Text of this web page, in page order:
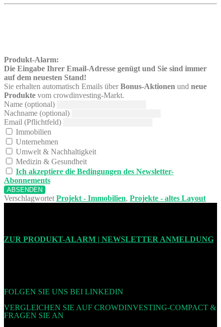
Produkt-Alarm:
Die Eingabe Ihrer Email-Adresse genügt und Sie sind immer
auf dem neuesten Stand!
Sie erhalten automatisch Emails überBonus-Aktionen und neue
Produkte vom crowdinvesting-Markt.
Name (optional)
Nachname (optional)
Email (Pflichtfeld)
Immobilien
Unternehmen
Umwelt & Nachhaltigkeit
Medizin & Gesundheit
Ich akzeptiere die Bedingungen des Newsletter-
Abonnements
Verschlagwortet Projekt - Immobilien, Projekte - altes Layout
ZUR PRODUKT-ALARM | NEWSLETTER ANMELDUNG
FOLGEN SIE UNS BEI LINKEDIN
VERGLEICHEN SIE AUF CROWDINVESTING-COMPACT &
FRAGEN SIE AN